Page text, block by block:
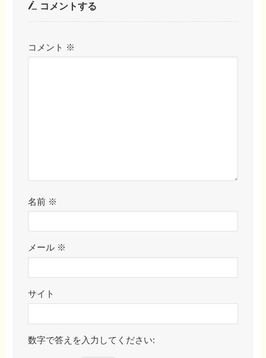
コメントする
コメント ※
名前 ※
メール ※
サイト
数字で答えを入力してください: